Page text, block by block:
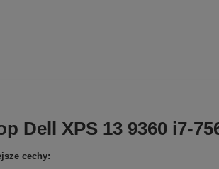
Dell XPS 13 9360 i7-
cechy: